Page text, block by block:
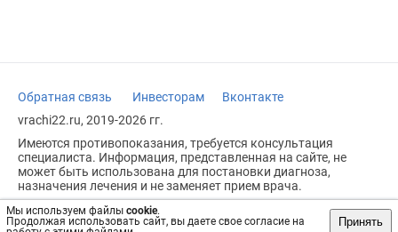
Мы используем файлы cookie.
Продолжая использовать сайт, вы даете свое согласие на
Принять
Обратная связь Инвесторам
Вконтакте
vrachi22.ru, 2019-2026 гг.
Имеются противопоказания, требуется консультация
специалиста. Информация, представленная на сайте, не
может быть использована для постановки диагноза,
назначения лечения и не заменяет прием врача.
Возрастное ограничение: 18+